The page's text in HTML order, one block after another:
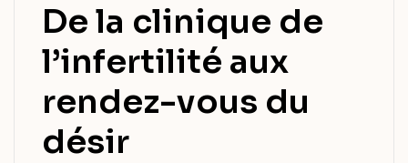
De la clinique de
l’infertilité aux
rendez-vous du
désir